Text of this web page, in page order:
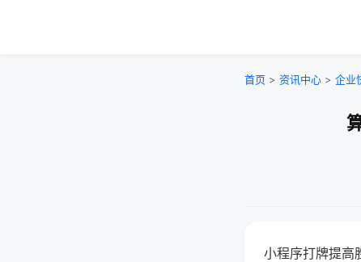
首页 > 资讯中心 > 企业
小程序打牌提高